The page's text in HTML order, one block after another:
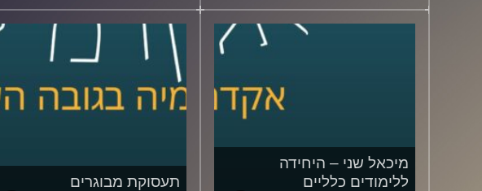
מיכאל שני – היחידה
ללימודים כלליים
תעסוקת מבוגרים